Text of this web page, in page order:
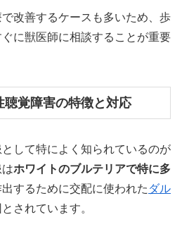
改善するケースも多いため、歩
に獣医師に相談することが重要
聴覚障害の特徴と対応
して特によく知られているのが
ホワイトのブルテリアで特に多
出するために交配に使われた ダル
されています。